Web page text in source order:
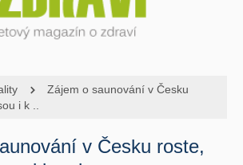
Zájem o saunování v Česku
i k ..
v Česku roste,